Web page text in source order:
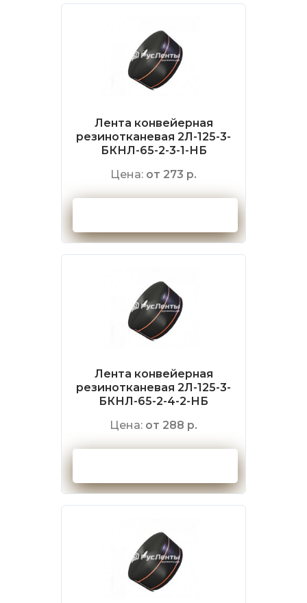
Лента конвейерная
резинотканевая 2Л-125-3-
БКНЛ-65-2-3-1-НБ
Цена: от 273 р.
Лента конвейерная
резинотканевая 2Л-125-3-
БКНЛ-65-2-4-2-НБ
Цена: от 288 р.